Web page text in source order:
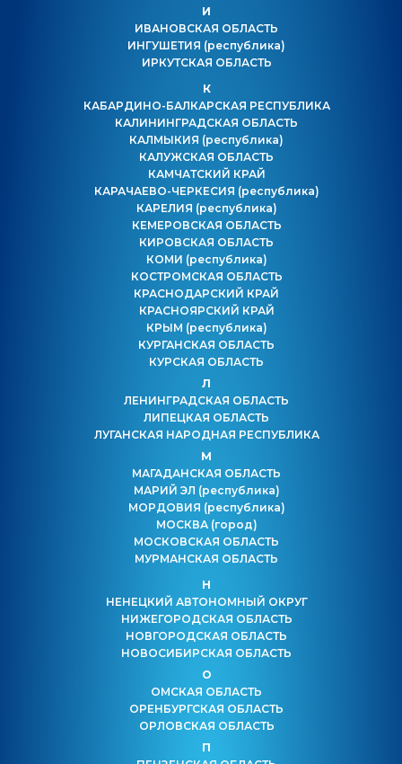
И
ИВАНОВСКАЯ ОБЛАСТЬ
ИНГУШЕТИЯ (республика)
ИРКУТСКАЯ ОБЛАСТЬ
К
КАБАРДИНО-БАЛКАРСКАЯ РЕСПУБЛИКА
КАЛИНИНГРАДСКАЯ ОБЛАСТЬ
КАЛМЫКИЯ (республика)
КАЛУЖСКАЯ ОБЛАСТЬ
КАМЧАТСКИЙ КРАЙ
КАРАЧАЕВО-ЧЕРКЕСИЯ (республика)
КАРЕЛИЯ (республика)
КЕМЕРОВСКАЯ ОБЛАСТЬ
КИРОВСКАЯ ОБЛАСТЬ
КОМИ (республика)
КОСТРОМСКАЯ ОБЛАСТЬ
КРАСНОДАРСКИЙ КРАЙ
КРАСНОЯРСКИЙ КРАЙ
КРЫМ (республика)
КУРГАНСКАЯ ОБЛАСТЬ
КУРСКАЯ ОБЛАСТЬ
Л
ЛЕНИНГРАДСКАЯ ОБЛАСТЬ
ЛИПЕЦКАЯ ОБЛАСТЬ
ЛУГАНСКАЯ НАРОДНАЯ РЕСПУБЛИКА
М
МАГАДАНСКАЯ ОБЛАСТЬ
МАРИЙ ЭЛ (республика)
МОРДОВИЯ (республика)
МОСКВА (город)
МОСКОВСКАЯ ОБЛАСТЬ
МУРМАНСКАЯ ОБЛАСТЬ
Н
НЕНЕЦКИЙ АВТОНОМНЫЙ ОКРУГ
НИЖЕГОРОДСКАЯ ОБЛАСТЬ
НОВГОРОДСКАЯ ОБЛАСТЬ
НОВОСИБИРСКАЯ ОБЛАСТЬ
О
ОМСКАЯ ОБЛАСТЬ
ОРЕНБУРГСКАЯ ОБЛАСТЬ
ОРЛОВСКАЯ ОБЛАСТЬ
П